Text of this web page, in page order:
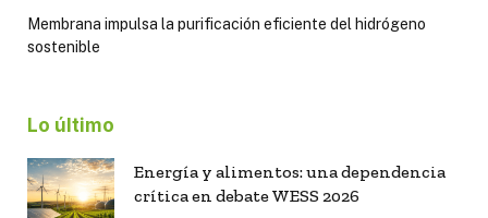
Membrana impulsa la purificación eficiente del hidrógeno
sostenible
Lo último
Energía y alimentos: una dependencia
crítica en debate WESS 2026